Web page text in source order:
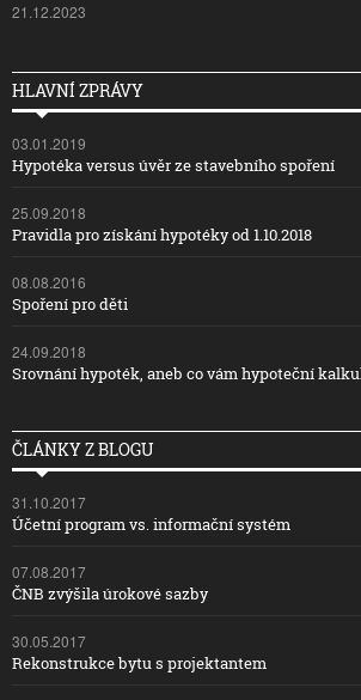
21.12.2023
HLAVNÍ ZPRÁVY
03.01.2019
Hypotéka versus úvěr ze stavebního spoření
25.09.2018
Pravidla pro získání hypotéky od 1.10.2018
08.08.2016
Spoření pro děti
24.09.2018
Srovnání hypoték, aneb co vám hypoteční
ČLÁNKY Z BLOGU
31.10.2017
Účetní program vs. informační systém
07.08.2017
ČNB zvýšila úrokové sazby
30.05.2017
Rekonstrukce bytu s projektantem